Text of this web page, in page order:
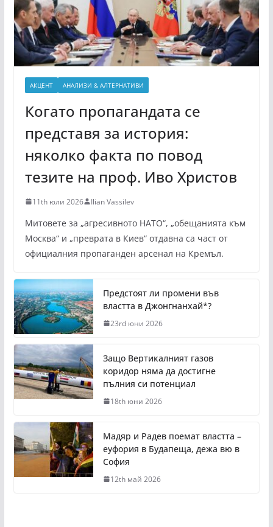
АКЦЕНТ АНАЛИЗИ & АЛТЕРНАТИВИ
Когато пропагандата се
представя за история:
няколко факта по повод
тезите на проф. Иво Христов
11th юли 2026 Ilian Vassilev
Митовете за „агресивното НАТО“, „обещанията към
Москва“ и „преврата в Киев“ отдавна са част от
официалния пропаганден арсенал на Кремъл.
Предстоят ли промени във
властта в Джонгнанхай*?
23rd юни 2026
Защо Вертикалният газов
коридор няма да достигне
пълния си потенциал
18th юни 2026
Мадяр и Радев поемат властта –
еуфория в Будапеща, дежа вю в
София
12th май 2026